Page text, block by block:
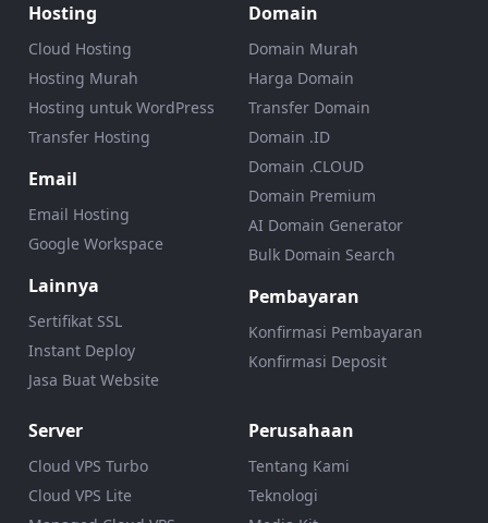
Hosting
Cloud Hosting
Hosting Murah
Hosting untuk WordPress
Transfer Hosting
Email
Email Hosting
Google Workspace
Lainnya
Sertifikat SSL
Instant Deploy
Jasa Buat Website
Domain
Domain Murah
Harga Domain
Transfer Domain
Domain .ID
Domain .CLOUD
Domain Premium
AI Domain Generator
Bulk Domain Search
Pembayaran
Konfirmasi Pembayaran
Konfirmasi Deposit
Server
Cloud VPS Turbo
Cloud VPS Lite
Perusahaan
Tentang Kami
Teknologi